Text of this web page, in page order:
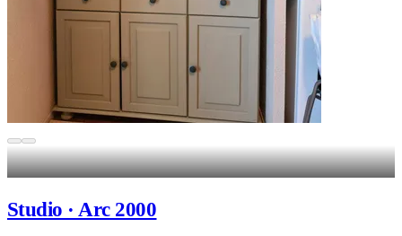
Studio · Arc 2000